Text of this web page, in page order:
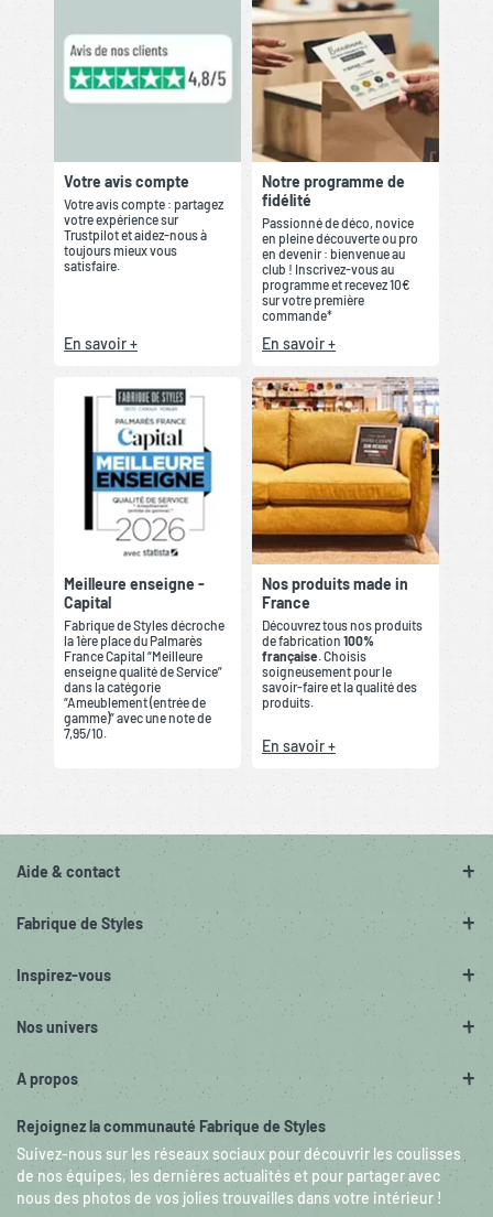
Votre avis compte
Votre avis compte : partagez
votre expérience sur
Trustpilot et aidez-nous à
toujours mieux vous
satisfaire.
En savoir +
Notre programme de
fidélité
Passionné de déco, novice
en pleine découverte ou pro
en devenir : bienvenue au
club ! Inscrivez-vous au
programme et recevez 10€
sur votre première
commande*
En savoir +
Meilleure enseigne -
Capital
Fabrique de Styles décroche
la 1ère place du Palmarès
France Capital “Meilleure
enseigne qualité de Service”
dans la catégorie
“Ameublement (entrée de
gamme)” avec une note de
7,95/10.
Nos produits made in
France
Découvrez tous nos produits
de fabrication 100%
française. Choisis
soigneusement pour le
savoir-faire et la qualité des
produits.
En savoir +
Aide & contact
Fabrique de Styles
Inspirez-vous
Nos univers
A propos
Rejoignez la communauté Fabrique de Styles
Suivez-nous sur les réseaux sociaux pour découvrir les coulisses
de nos équipes, les dernières actualités et pour partager avec
nous des photos de vos jolies trouvailles dans votre intérieur !